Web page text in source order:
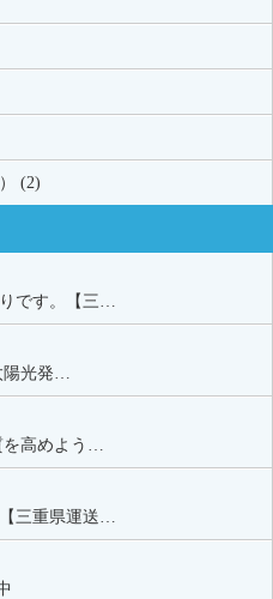
(2)
です。【三…
光発…
高めよう…
三重県運送…